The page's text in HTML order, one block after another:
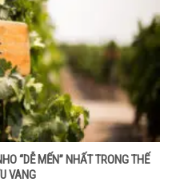
“DỄ MẾN” NHẤT TRONG THẾ
VANG